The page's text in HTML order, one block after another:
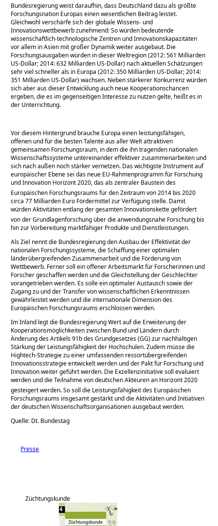
Bundesregierung weist daraufhin, dass Deutschland dazu als größte
Forschungsnation Europas einen wesentlichen Beitrag leistet.
Gleichwohl verschärfe sich der globale Wissens- und
Innovationswettbewerb zunehmend: So würden bedeutende
wissenschaftlich-technologische Zentren und Innovationskapazitäten
vor allem in Asien mit großer Dynamik weiter ausgebaut. Die
Forschungsausgaben würden in dieser Weltregion (2012: 561 Milliarden
US-Dollar; 2014: 632 Milliarden US-Dollar) nach aktuellen Schätzungen
sehr viel schneller als in Europa (2012: 350 Milliarden US-Dollar; 2014:
351 Milliarden US-Dollar) wachsen. Neben stärkerer Konkurrenz würden
sich aber aus dieser Entwicklung auch neue Kooperationschancen
ergeben, die es im gegenseitigen Interesse zu nutzen gelte, heißt es in
der Unterrichtung.
Vor diesem Hintergrund brauche Europa einen leistungsfähigen,
offenen und für die besten Talente aus aller Welt attraktiven
gemeinsamen Forschungsraum, in dem die ihn tragenden nationalen
Wissenschaftssysteme untereinander effektiver zusammenarbeiten und
sich nach außen noch stärker vernetzen. Das wichtigste Instrument auf
europäischer Ebene sei das neue EU-Rahmenprogramm für Forschung
und Innovation Horizont 2020, das als zentraler Baustein des
Europäischen Forschungsraums für den Zeitraum von 2014 bis 2020
circa 77 Milliarden Euro Fördermittel zur Verfügung stelle. Damit
würden Aktivitäten entlang der gesamten Innovationskette gefördert 
von der Grundlagenforschung über die anwendungsnahe Forschung bis
hin zur Vorbereitung marktfähiger Produkte und Dienstleistungen.
Als Ziel nennt die Bundesregierung den Ausbau der Effektivität der
nationalen Forschungssysteme, die Schaffung einer optimalen
länderübergreifenden Zusammenarbeit und die Förderung von
Wettbewerb. Ferner soll ein offener Arbeitsmarkt für Forscherinnen und
Forscher geschaffen werden und die Gleichstellung der Geschlechter
vorangetrieben werden. Es solle ein optimaler Austausch sowie der
Zugang zu und der Transfer von wissenschaftlichen Erkenntnissen
gewährleistet werden und die internationale Dimension des
Europäischen Forschungsraums erschlossen werden.
Im Inland legt die Bundesregierung Wert auf die Erweiterung der
Kooperationsmöglichkeiten zwischen Bund und Ländern durch
Änderung des Artikels 91b des Grundgesetzes (GG) zur nachhaltigen
Stärkung der Leistungsfähigkeit der Hochschulen. Zudem müsse die
Hightech-Strategie zu einer umfassenden ressortübergreifenden
Innovationsstrategie entwickelt werden und der Pakt für Forschung und
Innovation weiter geführt werden. Die Exzellenzinitiative soll evaluiert
werden und die Teilnahme von deutschen Akteuren an Horizont 2020
gesteigert werden. So soll die Leistungsfähigkeit des Europäischen
Forschungsraums insgesamt gestärkt und die Aktivitäten und Initiativen
der deutschen Wissenschaftsorganisationen ausgebaut werden.
Quelle: Dt. Bundestag
Presse
Züchtungskunde